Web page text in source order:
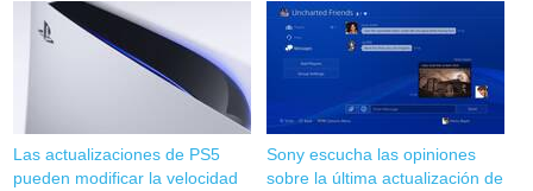
Las actualizaciones de PS5
pueden modificar la velocidad
Sony escucha las opiniones
sobre la última actualización de